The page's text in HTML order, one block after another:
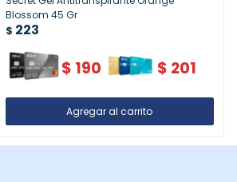
Blossom 45 Gr
$ 223
$ 190 $ 201